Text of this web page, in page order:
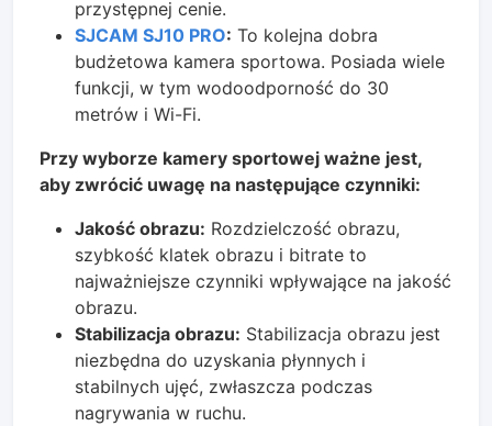
przystępnej cenie.
SJCAM SJ10 PRO: To kolejna dobra
budżetowa kamera sportowa. Posiada wiele
funkcji, w tym wodoodporność do 30
metrów i Wi-Fi.
Przy wyborze kamery sportowej ważne jest,
aby zwrócić uwagę na następujące czynniki:
Jakość obrazu: Rozdzielczość obrazu,
szybkość klatek obrazu i bitrate to
najważniejsze czynniki wpływające na jakość
obrazu.
Stabilizacja obrazu: Stabilizacja obrazu jest
niezbędna do uzyskania płynnych i
stabilnych ujęć, zwłaszcza podczas
nagrywania w ruchu.